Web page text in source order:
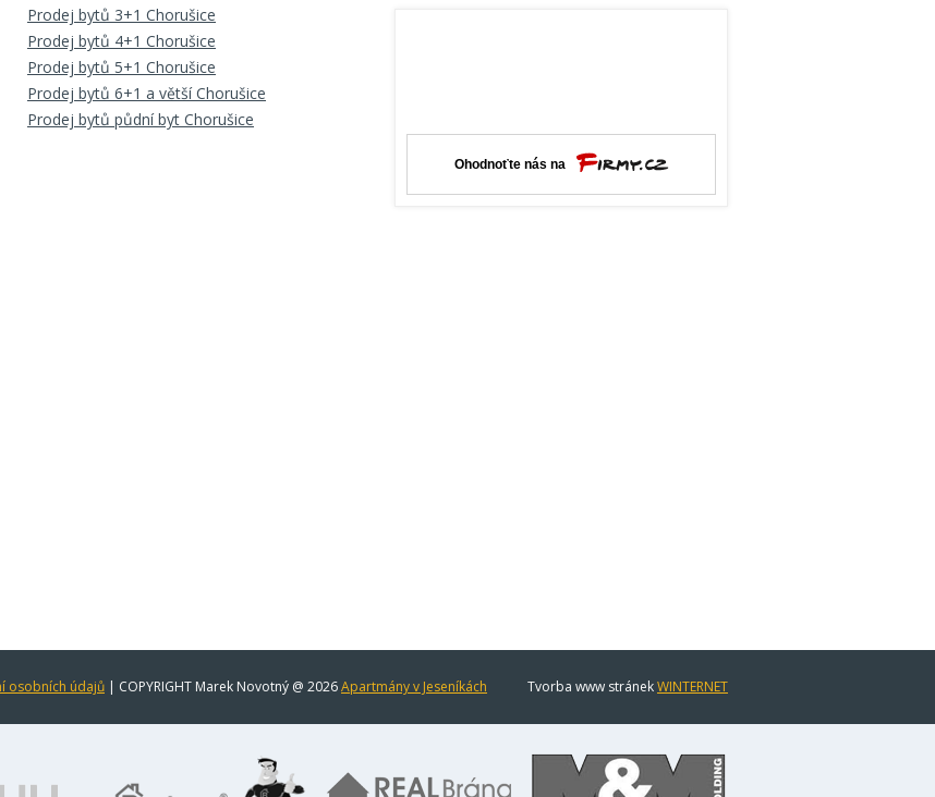
Prodej bytů 3+1 Chorušice
Prodej bytů 4+1 Chorušice
Prodej bytů 5+1 Chorušice
Prodej bytů 6+1 a větší Chorušice
Prodej bytů půdní byt Chorušice
osobních údajů | COPYRIGHT Marek Novotný @ 2026Apartmány v Jeseníkách Tvorba www stránekWINTERNET